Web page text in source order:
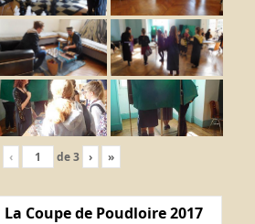
‹ de3 › »
La Coupe de Poudloire 2017